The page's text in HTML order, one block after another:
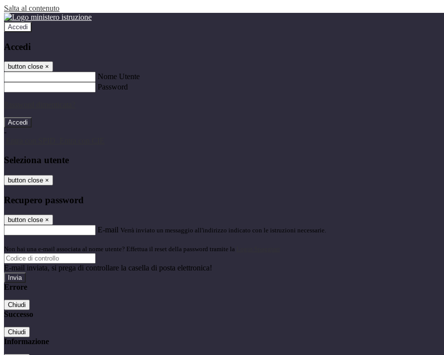
Salta al contenuto
Accedi
Accedi
button close ×
Nome Utente
Password
-
Seleziona utente
button close ×
Recupero password
button close ×
E-mail Verrà inviato un messaggio all'indirizzo indicato con le istruzioni necessarie.
Non hai una e-mail associata al nome utente? Effettua il reset della password tramite la
E-mail inviata, si prega di controllare la casella di posta elettronica!
Errore
Chiudi
Successo
Chiudi
Informazione